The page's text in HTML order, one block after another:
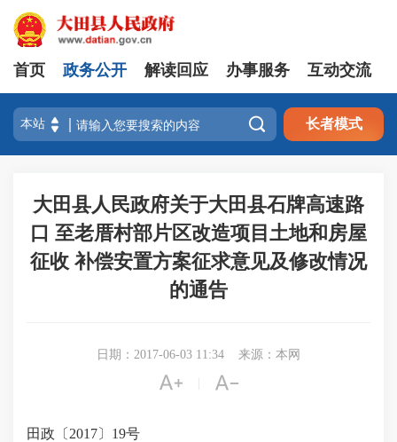
首页 政务公开 解读回应 办事服务 互动交流
 长者模式
大田县人民政府关于大田县石牌高速路
口 至老厝村部片区改造项目土地和房屋
征收 补偿安置方案征求意见及修改情况
的通告
日期：2017-06-03 11:34 来源：本网
 
田政〔 2017〕19号